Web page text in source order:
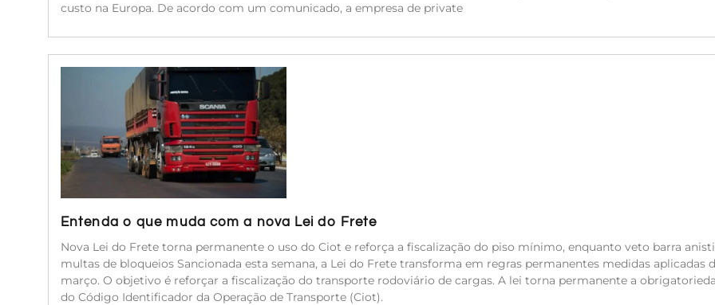
custo na Europa. De acordo com um comunicado, a empresa de private
Entenda o que muda com a nova Lei do Frete
Nova Lei do Frete torna permanente o uso do Ciot e reforça a fiscalização do piso mínimo, enquanto veto barra
multas de bloqueios Sancionada esta semana, a Lei do Frete transforma em regras permanentes medidas aplicadas
março. O objetivo é reforçar a fiscalização do transporte rodoviário de cargas. A lei torna permanente a
do Código Identificador da Operação de Transporte (Ciot).